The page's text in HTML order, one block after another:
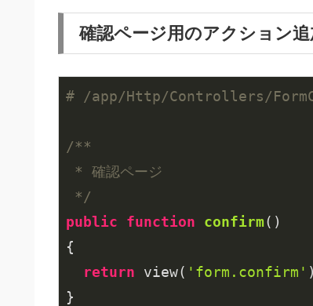
確認ページ用のアクション追
# /app/Http/Controllers/
/**
* 確認ページ
*/
public
function confirm()
{
return view( 'form.confirm'
}